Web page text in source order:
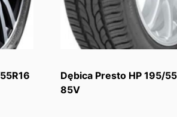
Dębica Presto HP 195/
85V